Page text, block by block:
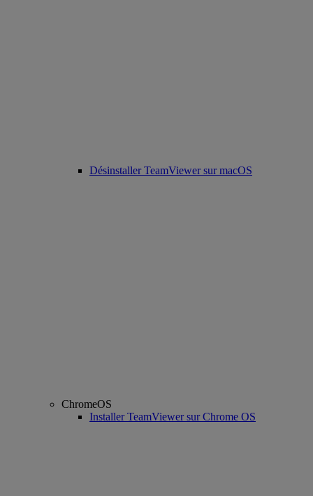
Désinstaller TeamViewer sur macOS
ChromeOS
Installer TeamViewer sur Chrome OS